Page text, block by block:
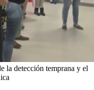
la detección temprana y el